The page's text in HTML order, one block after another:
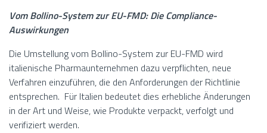
Vom Bollino-System zur EU-FMD: Die Compliance-
Auswirkungen
Die Umstellung vom Bollino-System zur EU-FMD wird
italienische Pharmaunternehmen dazu verpflichten, neue
Verfahren einzuführen, die den Anforderungen der Richtlinie
entsprechen. Für Italien bedeutet dies erhebliche Änderungen
in der Art und Weise, wie Produkte verpackt, verfolgt und
verifiziert werden.